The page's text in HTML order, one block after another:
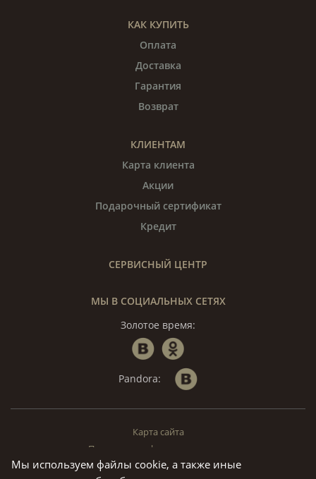
КАК КУПИТЬ
Оплата
Доставка
Гарантия
Возврат
КЛИЕНТАМ
Карта клиента
Акции
Подарочный сертификат
Кредит
СЕРВИСНЫЙ ЦЕНТР
МЫ В СОЦИАЛЬНЫХ СЕТЯХ
Золотое время:
Pandora:
© «Золотое Время», 1994 — 2026. г. Москва.
Карта сайта
Политика конфиденциальности
Мы используем файлы cookie, а также иные